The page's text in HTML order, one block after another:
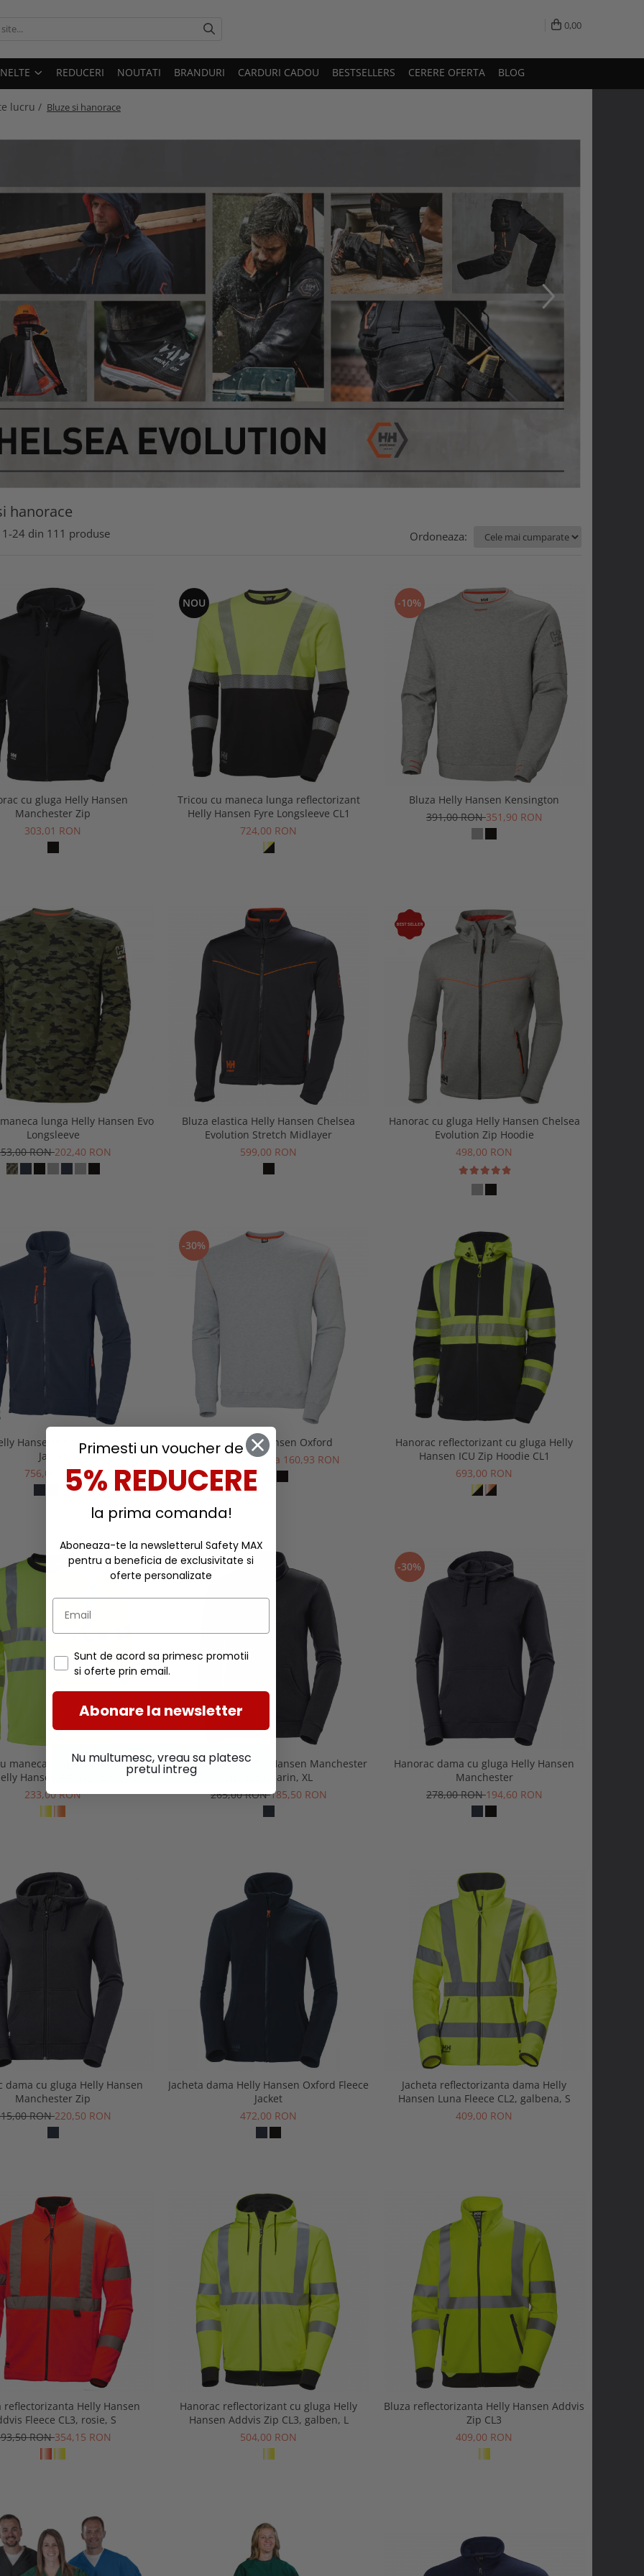
0,00
REDUCERI NOUTATI BRANDURI CARDURI CADOU BESTSELLERS CERERE OFERTA BLOG
lucru / Bluze si hanorace
hanorace
1-24 din 111 produse Ordoneaza:
cu gluga Helly Hansen
Manchester Zip
303,01 RON
NOU
Tricou cu maneca lunga reflectorizant
Helly Hansen Fyre Longsleeve CL1
724,00 RON
-10%
Bluza Helly Hansen Kensington
391,00 RON351,90 RON
lunga Helly Hansen Evo
Longsleeve
RON202,40 RON
Bluza elastica Helly Hansen Chelsea
Evolution Stretch Midlayer
599,00 RON
Hanorac cu gluga Helly Hansen Chelsea
Evolution Zip Hoodie
498,00 RON
Hansen Kensington Fleece
Jacket
756,00 RON
-30%
Bluza Helly Hansen Oxford
229,90 RONde la 160,93 RON
Hanorac reflectorizant cu gluga Helly
Hansen ICU Zip Hoodie CL1
693,00 RON
maneca lunga reflectorizant
Hansen Addvis CL3
233,00 RON
-30%
Hanorac dama Helly Hansen Manchester
Zip, bleumarin, XL
265,00 RON185,50 RON
-30%
Hanorac dama cu gluga Helly Hansen
Manchester
278,00 RON194,60 RON
dama cu gluga Helly Hansen
Manchester Zip
RON220,50 RON
Jacheta dama Helly Hansen Oxford Fleece
Jacket
472,00 RON
Jacheta reflectorizanta dama Helly
Hansen Luna Fleece CL2, galbena, S
409,00 RON
reflectorizanta Helly Hansen
Fleece CL3, rosie, S
RON354,15 RON
Hanorac reflectorizant cu gluga Helly
Hansen Addvis Zip CL3, galben, L
504,00 RON
Bluza reflectorizanta Helly Hansen Addvis
Zip CL3
409,00 RON
Primesti un voucher de
5% REDUCERE
la prima comanda!
Aboneaza-te la newsletterul Safety MAX
pentru a beneficia de exclusivitate si
oferte personalizate
Sunt de acord sa primesc promotii
si oferte prin email.
Abonare la newsletter
Nu multumesc, vreau sa platesc
pretul intreg